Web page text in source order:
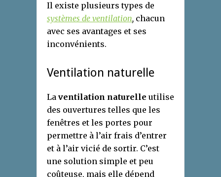
Il existe plusieurs types de
systèmes de ventilation, chacun
avec ses avantages et ses
inconvénients.
Ventilation naturelle
La ventilation naturelle utilise
des ouvertures telles que les
fenêtres et les portes pour
permettre à l’air frais d’entrer
et à l’air vicié de sortir. C’est
une solution simple et peu
coûteuse, mais elle dépend